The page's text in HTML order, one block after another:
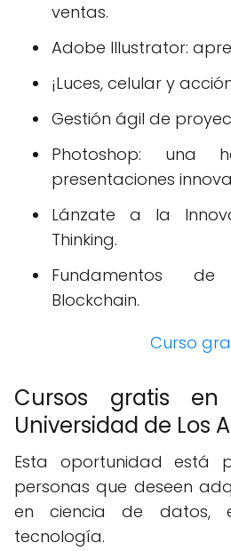
ventas.
Adobe Illustrator:
¡Luces, celular y
Gestión ágil de
Photoshop: una
presentaciones
Lánzate a la
Thinking.
Fundamentos
Blockchain.
Curso
Cursos gratis
Universidad de Los
Esta oportunidad está
personas que deseen
en ciencia de datos,
tecnología.